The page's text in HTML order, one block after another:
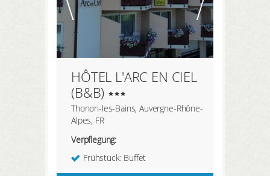
HÔTEL L'ARC EN CIEL
(B&B)
Thonon-les-Bains, Auvergne-Rhône-
Alpes, FR
Verpflegung:
Frühstück: Buffet